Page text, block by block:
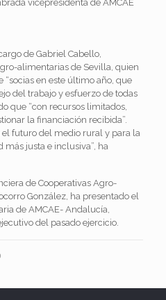
vicepresidenta de AMCAE
de Gabriel Cabello,
alimentarias de Sevilla, quien
en este último año, que
del trabajo y esfuerzo de todas
que “con recursos limitados,
la financiación recibida”.
el futuro del medio rural y para la
justa e inclusiva”, ha
de Cooperativas Agro-
González, ha presentado el
de AMCAE- Andalucía,
del pasado ejercicio.